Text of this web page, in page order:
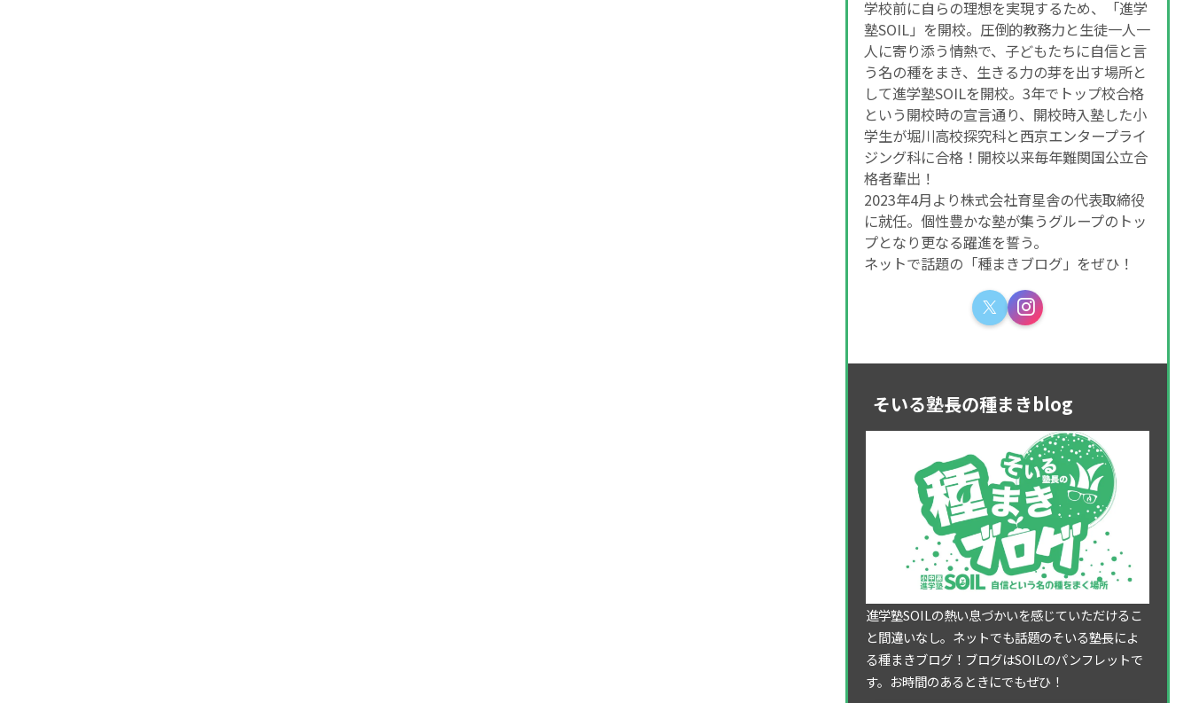
学校前に自らの理想を実現するため、「進学
塾SOIL」を開校。圧倒的教務力と生徒一人一
人に寄り添う情熱で、子どもたちに自信と言
う名の種をまき、生きる力の芽を出す場所と
して進学塾SOILを開校。3年でトップ校合格
という開校時の宣言通り、開校時入塾した小
学生が堀川高校探究科と西京エンタープライ
ジング科に合格！開校以来毎年難関国公立合
格者輩出！
2023年4月より株式会社育星舎の代表取締役
に就任。個性豊かな塾が集うグループのトッ
プとなり更なる躍進を誓う。
ネットで話題の「種まきブログ」をぜひ！
そいる塾長の種まきblog
進学塾SOILの熱い息づかいを感じていただけるこ
と間違いなし。ネットでも話題のそいる塾長によ
る種まきブログ！ブログはSOILのパンフレットで
す。お時間のあるときにでもぜひ！